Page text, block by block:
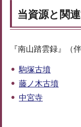
当資源と関
『南山踏雲録』（
駒塚古墳
藤ノ木古墳
中宮寺